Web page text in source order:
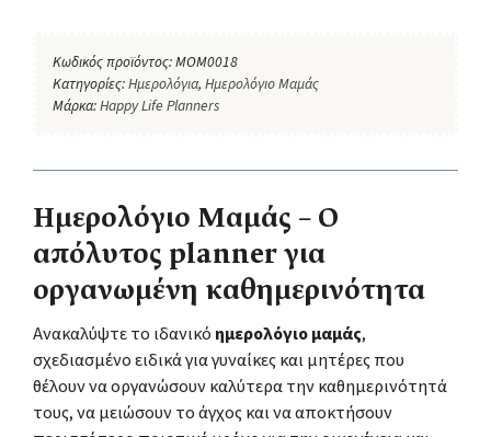
Κωδικός προϊόντος:MOM0018
Κατηγορίες:Ημερολόγια, Ημερολόγιο Μαμάς
Μάρκα:Happy Life Planners
Ημερολόγιο Μαμάς – Ο
απόλυτος planner για
οργανωμένη καθημερινότητα
Ανακαλύψτε το ιδανικό ημερολόγιο μαμάς,
σχεδιασμένο ειδικά για γυναίκες και μητέρες που
θέλουν να οργανώσουν καλύτερα την καθημερινότητά
τους, να μειώσουν το άγχος και να αποκτήσουν